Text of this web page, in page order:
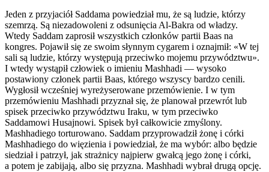
Jeden z przyjaciół Saddama powiedział mu, że są ludzie, którzy
szemrzą. Są niezadowoleni z odsunięcia Al-Bakra od władzy.
Wtedy Saddam zaprosił wszystkich członków partii Baas na
kongres. Pojawił się ze swoim słynnym cygarem i oznajmił: «W tej
sali są ludzie, którzy występują przeciwko mojemu przywództwu».
I wtedy wystąpił człowiek o imieniu Mashhadi — wysoko
postawiony członek partii Baas, którego wszyscy bardzo cenili.
Wygłosił wcześniej wyreżyserowane przemówienie. I w tym
przemówieniu Mashhadi przyznał się, że planował przewrót lub
spisek przeciwko przywództwu Iraku, w tym przeciwko
Saddamowi Husajnowi. Spisek był całkowicie zmyślony.
Mashhadiego torturowano. Saddam przyprowadził żonę i córki
Mashhadiego do więzienia i powiedział, że ma wybór: albo będzie
siedział i patrzył, jak strażnicy najpierw gwałcą jego żonę i córki,
a potem je zabijają, albo się przyzna. Mashhadi wybrałdrugą opcję.